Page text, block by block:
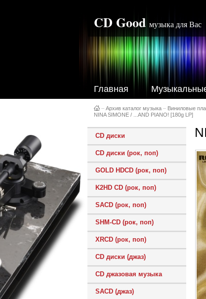
CD Good музыка для Вас
Главная
– Архив каталог музыка – Виниловые
NINA SIMONE / ...AND PIANO! [180g LP]
CD диски
CD диски (рок, поп)
GOLD HDCD (рок, поп)
K2HD CD (рок, поп)
SACD (рок, поп)
SHM-CD (рок, поп)
XRCD (рок, поп)
CD диски (джаз)
CD джазовая музыка
SACD (джаз)